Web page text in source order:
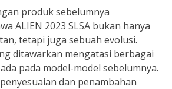
produk sebelumnya
ALIEN 2023 SLSA bukan hanya
tetapi juga sebuah evolusi.
ditawarkan mengatasi berbagai
pada model-model sebelumnya.
dan penambahan